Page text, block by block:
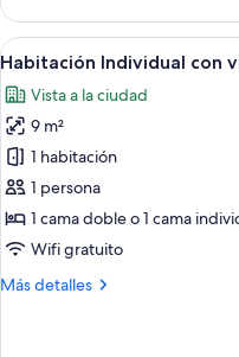
individual
Ver
todas
las
fotos
de
Habitación
Individual
con
a
5
Habitación Individual con
Vista a la ciudad
9 m²
1 habitación
1 persona
1 cama doble o 1 cama
Wifi gratuito
Más detalles
Más